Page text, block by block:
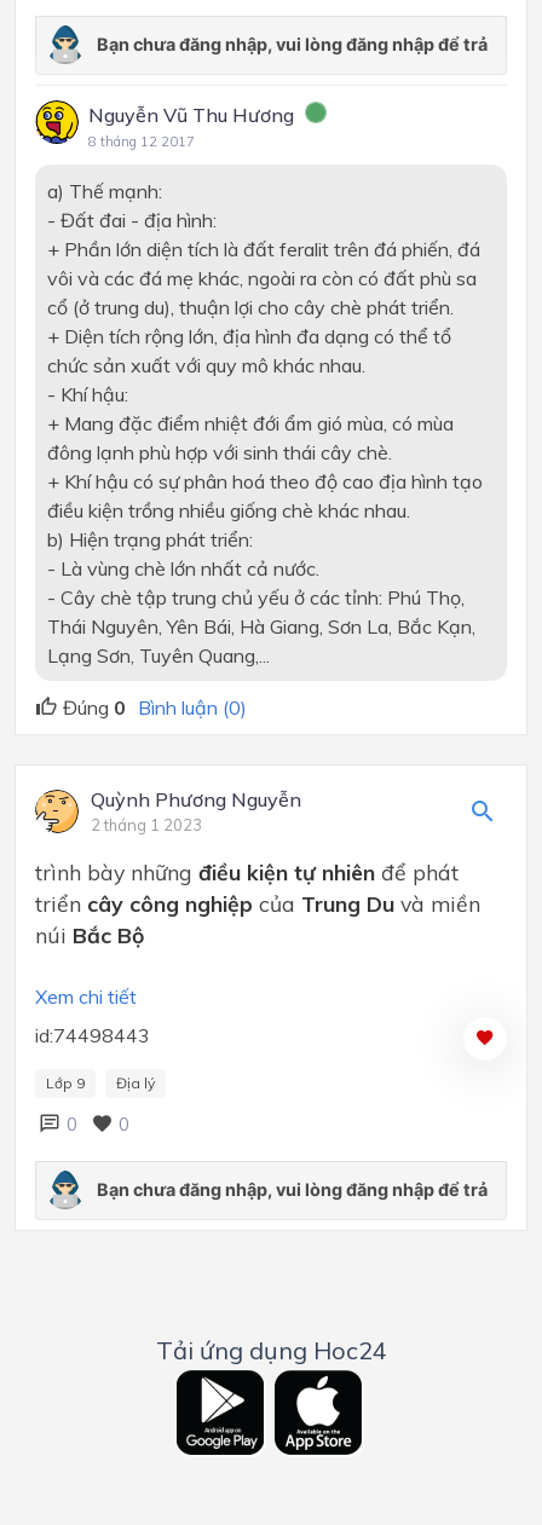
Nguyễn Vũ Thu Hương
8 tháng 12 2017
a) Thế mạnh:
- Đất đai - địa hình:
+ Phần lớn diện tích là đất feralit trên đá phiến, đá
vôi và các đá mẹ khác, ngoài ra còn có đất phù sa
cổ (ở trung du), thuận lợi cho cây chè phát triển.
+ Diện tích rộng lớn, địa hình đa dạng có thể tổ
chức sản xuất với quy mô khác nhau.
- Khí hậu:
+ Mang đặc điểm nhiệt đới ẩm gió mùa, có mùa
đông lạnh phù hợp với sinh thái cây chè.
+ Khí hậu có sự phân hoá theo độ cao địa hình tạo
điều kiện trồng nhiều giống chè khác nhau.
b) Hiện trạng phát triển:
- Là vùng chè lớn nhất cả nước.
- Cây chè tập trung chủ yếu ở các tỉnh: Phú Thọ,
Thái Nguyên, Yên Bái, Hà Giang, Sơn La, Bắc Kạn,
Lạng Sơn, Tuyên Quang,...
Đúng 0 Bình luận (0)
Quỳnh Phương Nguyễn
2 tháng 1 2023
trình bày những điều kiện tự nhiên để phát
triển cây công nghiệp của Trung Du và miền
núi Bắc Bộ
Xem chi tiết
id:74498443
Lớp 9 Địa lý
0 0
Tải ứng dụng Hoc24